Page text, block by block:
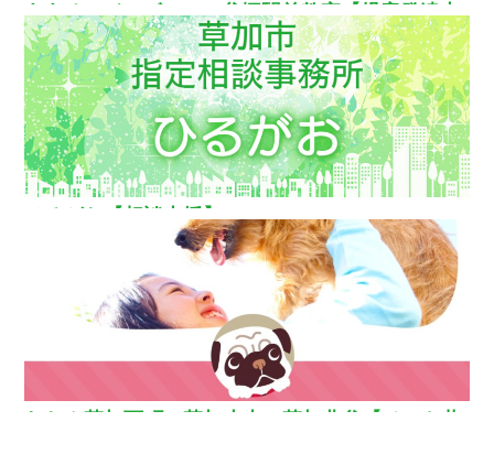
ああるレインボーDuo谷塚駅前教室【児童発達支
援】
ひるがお【相談支援】